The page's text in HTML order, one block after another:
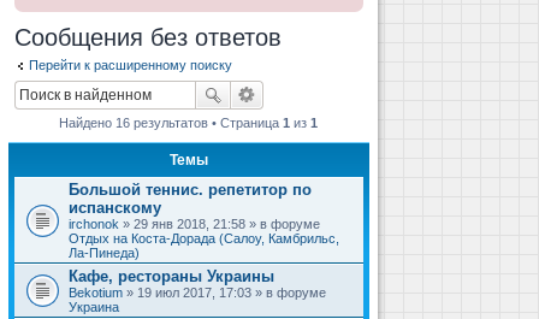
Сообщения без ответов
Перейти к расширенному поиску
Найдено 16 результатов • Страница1 из1
Темы
Большой теннис. репетитор по
испанскому
irchonok » 29 янв 2018, 21:58 » в форуме
Отдых на Коста-Дорада (Салоу, Камбрильс,
Ла-Пинеда)
Кафе, рестораны Украины
Bekotium » 19 июл 2017, 17:03 » в форуме
Украина